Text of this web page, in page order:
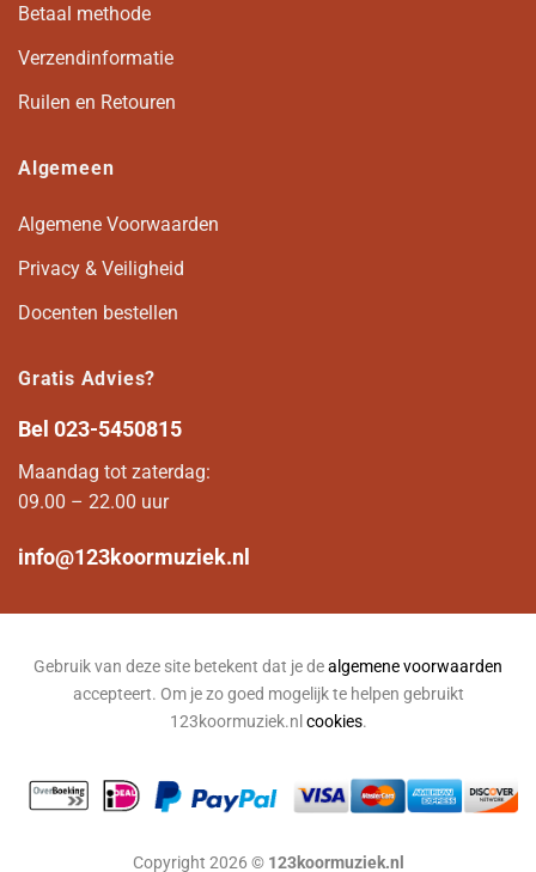
Betaal methode
Verzendinformatie
Ruilen en Retouren
Algemeen
Algemene Voorwaarden
Privacy & Veiligheid
Docenten bestellen
Gratis Advies?
Bel 023-5450815
Maandag tot zaterdag:
09.00 – 22.00 uur
info@123koormuziek.nl
Gebruik van deze site betekent dat je dealgemene voorwaarden
accepteert. Om je zo goed mogelijk te helpen gebruikt
123koormuziek.nlcookies.
Copyright 2026 © 123koormuziek.nl